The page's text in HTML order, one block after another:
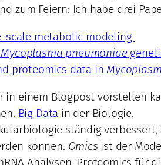
zum Feiern: Ich habe drei
scale metabolic modeling
Mycoplasma pneumoniae
proteomics data in
einem Blogpost vorstellen
Big Data in der Biologie.
ständig
können. Omics ist der